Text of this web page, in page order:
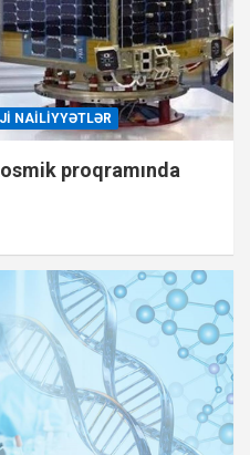
NAILIYYƏTLƏR
proqramında